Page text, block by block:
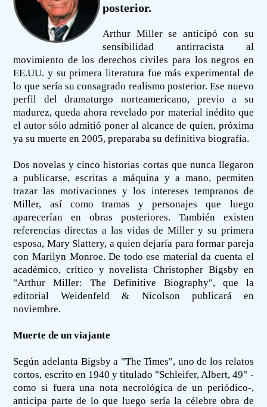
posterior.
Arthur Miller se anticipó con su
sensibilidad antirracista al
movimiento de los derechos civiles para los negros en
EE.UU. y su primera literatura fue más experimental de
lo que sería su consagrado realismo posterior. Ese nuevo
perfil del dramaturgo norteamericano, previo a su
madurez, queda ahora revelado por material inédito que
el autor sólo admitió poner al alcance de quien, próxima
ya su muerte en 2005, preparaba su definitiva biografía.
Dos novelas y cinco historias cortas que nunca llegaron
a publicarse, escritas a máquina y a mano, permiten
trazar las motivaciones y los intereses tempranos de
Miller, así como tramas y personajes que luego
aparecerían en obras posteriores. También existen
referencias directas a las vidas de Miller y su primera
esposa, Mary Slattery, a quien dejaría para formar pareja
con Marilyn Monroe. De todo ese material da cuenta el
académico, crítico y novelista Christopher Bigsby en
"Arthur Miller: The Definitive Biography", que la
editorial Weidenfeld & Nicolson publicará en
noviembre.
Muerte de un viajante
Según adelanta Bigsby a "The Times", uno de los relatos
cortos, escrito en 1940 y titulado "Schleifer, Albert, 49" -
como si fuera una nota necrológica de un periódico-,
anticipa parte de lo que luego sería la célebre obra de